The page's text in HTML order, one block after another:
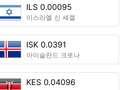
ILS 0.00095
이스라엘 신 셰켈
ISK 0.0391
아이슬란드 크로나
KES 0.04096